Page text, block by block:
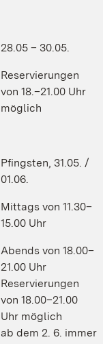
28.05 – 30.05.
Reservierungen
von 18.–21.00 Uhr
möglich
Pfingsten, 31.05. /
01.06.
Mittags von 11.30–
15.00 Uhr
Abends von 18.00–
21.00 Uhr
Reservierungen
von 18.00–21.00
Uhr möglich
ab dem 2. 6. immer